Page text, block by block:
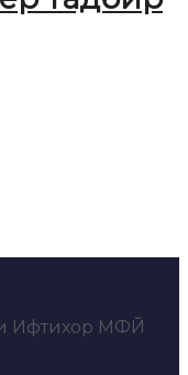
Ифтихор МФЙ